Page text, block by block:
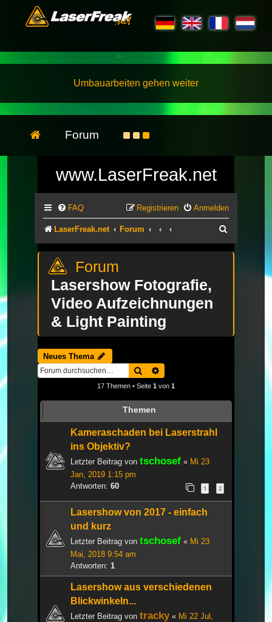
Umbauarbeiten gehen weiter
Forum
www.LaserFreak.net
FAQ Anmelden
Registrieren
LaserFreak.net Forum
Lasershow Fotografie,
Video Aufzeichnungen
& Light Painting
Neues Thema
Suche
17 Themen • Seite 1 von 1
Themen
Kameraschaden bei Laserstrahl
ins Objektiv?
Letzter Beitrag von tschosef « Mi 23
Jan, 2019 1:15 pm
Antworten: 60 1 2
Lasershow von 2017 - einfach
und kurz
Letzter Beitrag von tschosef « Mi 23
Mai, 2018 9:54 am
Antworten: 1
Lasershow aus verschiedenen
Blickwinkeln...
Letzter Beitrag von tracky« Mi 22 Jul,